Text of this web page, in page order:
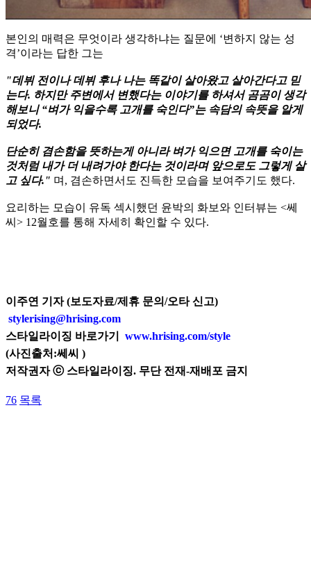
본인의 매력은 무엇이라 생각하냐는 질문에 ‘변하지 않는 성
격’이라는 답한 그는
"데뷔 전이나 데뷔 후나 나는 똑같이 살아왔고 살아간다고 믿
는다. 하지만 주변에서 변했다는 이야기를 하셔서 곰곰이 생각
해보니 “벼가 익을수록 고개를 숙인다”는 속담의 속뜻을 알게
되었다.
단순히 겸손함을 뜻하는게 아니라 벼가 익으면 고개를 숙이는
것처럼 내가 더 내려가야 한다는 것이라며 앞으로도 그렇게 살
고 싶다." 며, 겸손하면서도 진득한 모습을 보여주기도 했다.
요리하는 모습이 유독 섹시했던 윤박의 화보와 인터뷰는 <쎄
씨> 12월호를 통해 자세히 확인할 수 있다.
이주연 기자 (보도자료/제휴 문의/오타 신고)
stylerising@hrising.com
스타일라이징 바로가기 www.hrising.com/style
(사진출처:쎄씨 )
저작권자 ⓒ 스타일라이징. 무단 전재-재배포 금지
76 목록